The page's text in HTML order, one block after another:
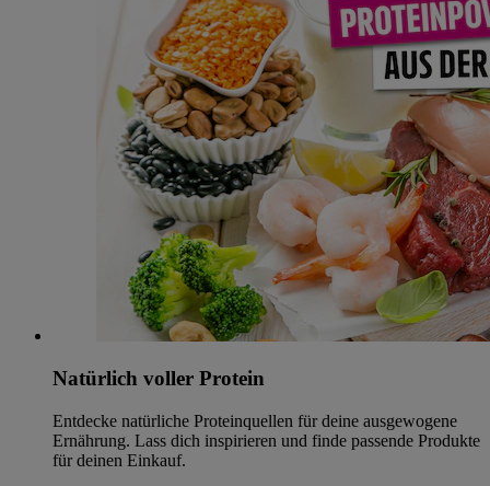
Natürlich voller Protein
Entdecke natürliche Proteinquellen für deine ausgewogene
Ernährung. Lass dich inspirieren und finde passende Produkte
für deinen Einkauf.